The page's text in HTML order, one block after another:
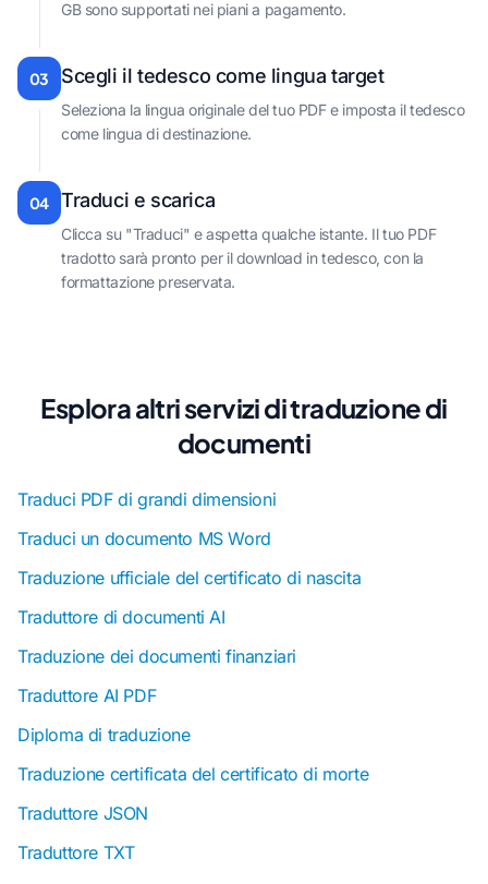
GB sono supportati nei piani a pagamento.
03 Scegli il tedesco come lingua target
Seleziona la lingua originale del tuo PDF e imposta il tedesco
come lingua di destinazione.
04 Traduci e scarica
Clicca su "Traduci" e aspetta qualche istante. Il tuo PDF
tradotto sarà pronto per il download in tedesco, con la
formattazione preservata.
Esplora altri servizi di traduzione di
documenti
Traduci PDF di grandi dimensioni
Traduci un documento MS Word
Traduzione ufficiale del certificato di nascita
Traduttore di documenti AI
Traduzione dei documenti finanziari
Traduttore AI PDF
Diploma di traduzione
Traduzione certificata del certificato di morte
Traduttore JSON
Traduttore TXT